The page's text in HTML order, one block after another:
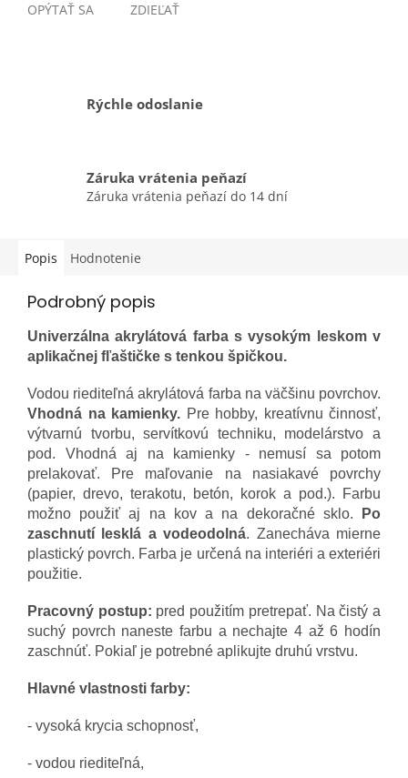
OPÝTAŤ SA ZDIEĽAŤ
Rýchle odoslanie
Záruka vrátenia peňazí
Záruka vrátenia peňazí do 14 dní
Popis Hodnotenie
Podrobný popis
Univerzálna akrylátová farba s vysokým leskom v
aplikačnej fľaštičke s tenkou špičkou.
Vodou riediteľná akrylátová farba na väčšinu povrchov.
Vhodná na kamienky. Pre hobby, kreatívnu činnosť,
výtvarnú tvorbu, servítkovú techniku, modelárstvo a
pod. Vhodná aj na kamienky - nemusí sa potom
prelakovať. Pre maľovanie na nasiakavé povrchy
(papier, drevo, terakotu, betón, korok a pod.). Farbu
možno použiť aj na kov a na dekoračné sklo.
Po
zaschnutí lesklá a vodeodolná. Zanecháva mierne
plastický povrch. Farba je určená na interiéri a exteriéri
použitie.
Pracovný postup: pred použitím pretrepať. Na čistý a
suchý povrch naneste farbu a nechajte 4 až 6 hodín
zaschnúť. Pokiaľ je potrebné aplikujte druhú vrstvu.
Hlavné vlastnosti farby:
- vysoká krycia schopnosť,
- vodou riediteľná,